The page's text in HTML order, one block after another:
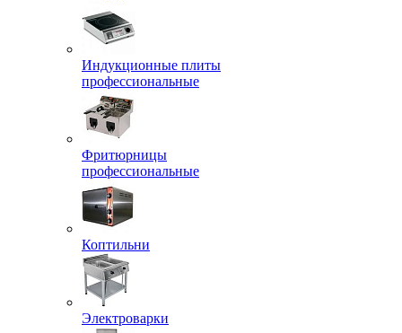
Индукционные плиты
профессиональные
Фритюрницы
профессиональные
Коптильни
Электроварки